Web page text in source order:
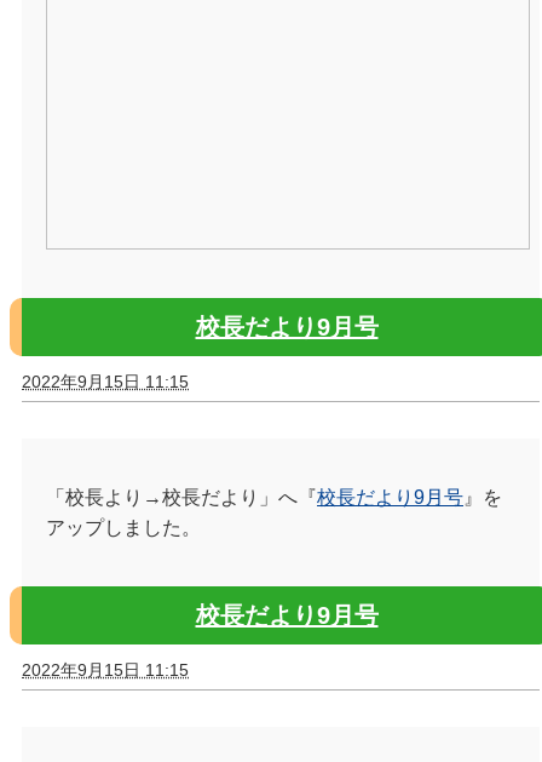
校長だより9月号
2022年9月15日 11:15
「校長より→校長だより」へ『校長だより9月号 』を
アップしました。
校長だより9月号
2022年9月15日 11:15